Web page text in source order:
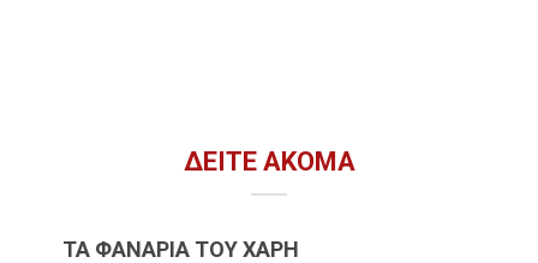
ΔΕΊΤΕ ΑΚΌΜΑ
ΤΑ ΦΑΝΆΡΙΑ ΤΟΥ ΧΆΡΗ